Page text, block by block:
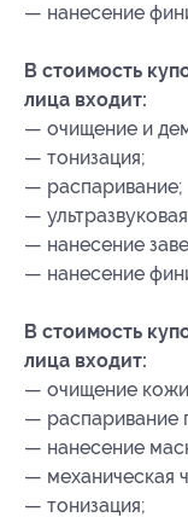
— нанесение
В стоимость
лица входит:
— очищение и
— тонизация;
— распаривание;
—
— нанесение
— нанесение
В стоимость
лица входит:
— очищение
— распаривание
— нанесение
— механическая
— тонизация;